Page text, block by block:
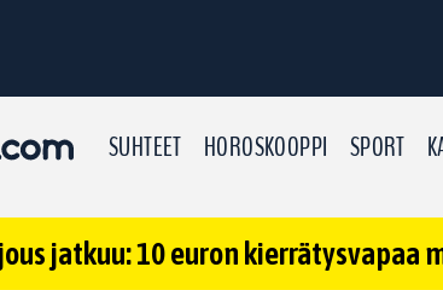
SUHTEET HOROSKOOPPI SPORT
jatkuu: 10 euron kierrätysvapaa